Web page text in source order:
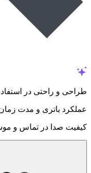
طراحی و راحتی در
عملکرد باتری و مدت
کیفیت صدا در تماس و